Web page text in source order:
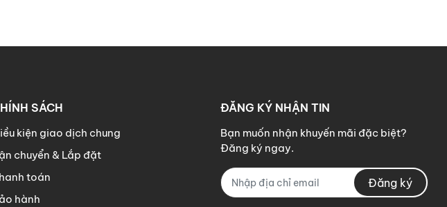
SÁCH
kiện giao dịch chung
chuyển & Lắp đặt
toán
hành
ĐĂNG KÝ NHẬN TIN
Bạn muốn nhận khuyến mãi đặc biệt?
Đăng ký ngay.
Đăng ký